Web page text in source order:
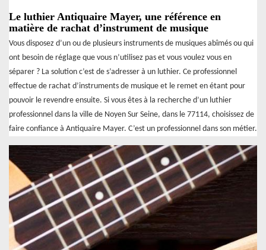
Le luthier Antiquaire Mayer, une référence en
matière de rachat d’instrument de musique
Vous disposez d’un ou de plusieurs instruments de musiques abîmés ou qui
ont besoin de réglage que vous n’utilisez pas et vous voulez vous en
séparer ? La solution c’est de s’adresser à un luthier. Ce professionnel
effectue de rachat d’instruments de musique et le remet en étant pour
pouvoir le revendre ensuite. Si vous êtes à la recherche d’un luthier
professionnel dans la ville de Noyen Sur Seine, dans le 77114, choisissez de
faire confiance à Antiquaire Mayer. C’est un professionnel dans son métier.